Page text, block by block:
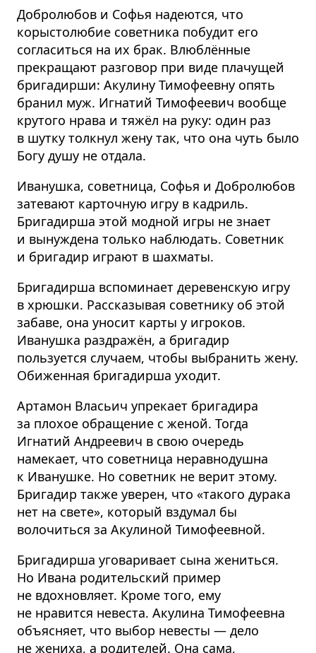
Добролюбов и Софья надеются, что
корыстолюбие советника побудит его
согласиться на их брак. Влюблённые
прекращают разговор при виде плачущей
бригадирши: Акулину Тимофеевну опять
бранил муж. Игнатий Тимофеевич вообще
крутого нрава и тяжёл на руку: один раз
в шутку толкнул жену так, что она чуть было
Богу душу не отдала.
Иванушка, советница, Софья и Добролюбов
затевают карточную игру в кадриль.
Бригадирша этой модной игры не знает
и вынуждена только наблюдать. Советник
и бригадир играют в шахматы.
Бригадирша вспоминает деревенскую игру
в хрюшки. Рассказывая советнику об этой
забаве, она уносит карты у игроков.
Иванушка раздражён, а бригадир
пользуется случаем, чтобы выбранить жену.
Обиженная бригадирша уходит.
Артамон Власьич упрекает бригадира
за плохое обращение с женой. Тогда
Игнатий Андреевич в свою очередь
намекает, что советница неравнодушна
к Иванушке. Но советник не верит этому.
Бригадир также уверен, что «такого дурака
нет на свете», который вздумал бы
волочиться за Акулиной Тимофеевной.
Бригадирша уговаривает сына жениться.
Но Ивана родительский пример
не вдохновляет. Кроме того, ему
не нравится невеста. Акулина Тимофеевна
объясняет, что выбор невесты — дело
не жениха, а родителей. Она сама,